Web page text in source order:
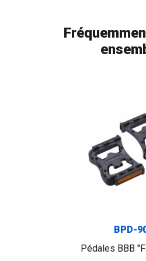
BPD-
Pédales BBB